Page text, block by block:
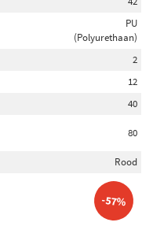
PU
(Polyurethaan)
2
12
40
80
Rood
-57%